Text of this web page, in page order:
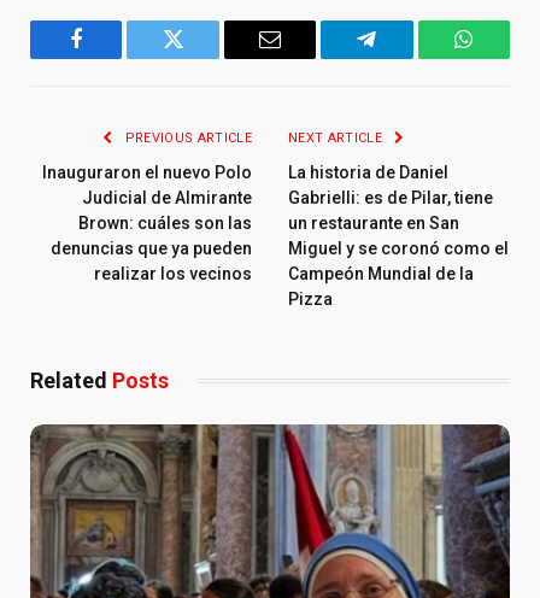
Facebook Twitter Email Telegram
PREVIOUS ARTICLE
Inauguraron el nuevo Polo
Judicial de Almirante
Brown: cuáles son las
denuncias que ya pueden
realizar los vecinos
NEXT ARTICLE
La historia de Daniel
Gabrielli: es de Pilar, tiene
un restaurante en San
Miguel y se coronó como el
Campeón Mundial de la
Pizza
Related Posts